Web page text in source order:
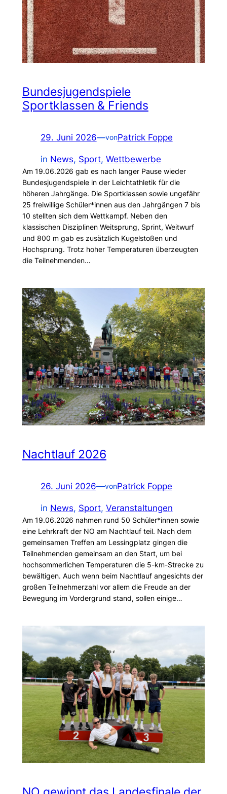
Bundesjugendspiele
Sportklassen & Friends
29. Juni 2026—vonPatrick Foppe
in News, Sport, Wettbewerbe
Am 19.06.2026 gab es nach langer Pause wieder
Bundesjugendspiele in der Leichtathletik für die
höheren Jahrgänge. Die Sportklassen sowie ungefähr
25 freiwillige Schüler*innen aus den Jahrgängen 7 bis
10 stellten sich dem Wettkampf. Neben den
klassischen Disziplinen Weitsprung, Sprint, Weitwurf
und 800 m gab es zusätzlich Kugelstoßen und
Hochsprung. Trotz hoher Temperaturen überzeugten
die Teilnehmenden…
Nachtlauf 2026
26. Juni 2026—vonPatrick Foppe
in News, Sport, Veranstaltungen
Am 19.06.2026 nahmen rund 50 Schüler*innen sowie
eine Lehrkraft der NO am Nachtlauf teil. Nach dem
gemeinsamen Treffen am Lessingplatz gingen die
Teilnehmenden gemeinsam an den Start, um bei
hochsommerlichen Temperaturen die 5-km-Strecke zu
bewältigen. Auch wenn beim Nachtlauf angesichts der
großen Teilnehmerzahl vor allem die Freude an der
Bewegung im Vordergrund stand, sollen einige…